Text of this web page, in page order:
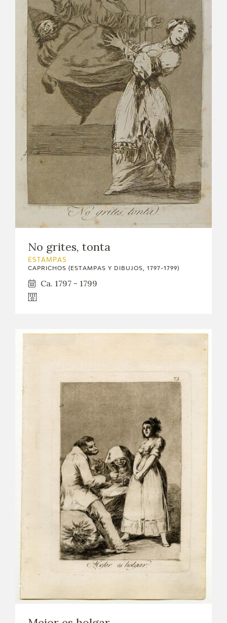
No grites, tonta
ESTAMPAS
CAPRICHOS (ESTAMPAS Y DIBUJOS, 1797-1799)
Ca. 1797 - 1799